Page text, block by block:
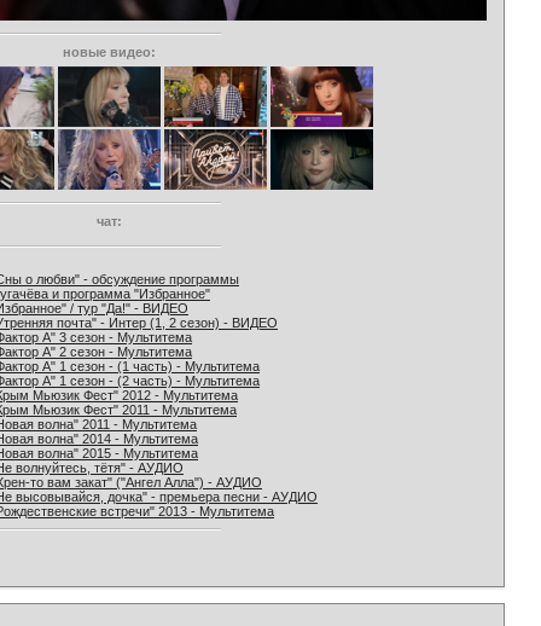
новые видео:
чат:
о любви" - обсуждение программы
и программа "Избранное"
/ тур "Да!" - ВИДЕО
почта" - Интер (1, 2 сезон) - ВИДЕО
А" 3 сезон - Мультитема
А" 2 сезон - Мультитема
А" 1 сезон - (1 часть) - Мультитема
А" 1 сезон - (2 часть) - Мультитема
Мьюзик Фест" 2012 - Мультитема
Мьюзик Фест" 2011 - Мультитема
волна" 2011 - Мультитема
волна" 2014 - Мультитема
волна" 2015 - Мультитема
волнуйтесь, тётя" - АУДИО
то вам закат" ("Ангел Алла") - АУДИО
высовывайся, дочка" - премьера песни - АУДИО
встречи" 2013 - Мультитема